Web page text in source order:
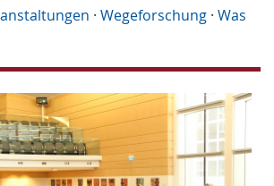
· Wegeforschung · Was